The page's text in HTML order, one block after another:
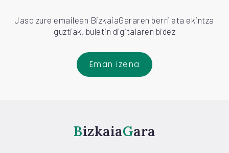
Jaso zure emailean BizkaiaGararen berri eta ekintza
guztiak, buletin digitalaren bidez
Eman izena
Bizkaia Gara